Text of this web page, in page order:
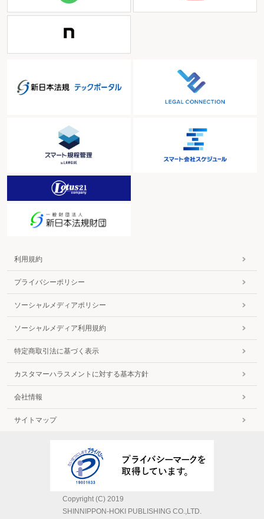
利用規約
プライバシーポリシー
ソーシャルメディアポリシー
ソーシャルメディア利用規約
特定商取引法に基づく表示
カスタマーハラスメントに対する基本方針
会社情報
サイトマップ
Copyright (C) 2019
SHINNIPPON-HOKI PUBLISHING CO.,LTD.